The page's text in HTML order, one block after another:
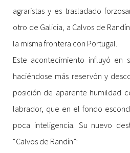
agraristas y es trasladado
otro de Galicia, a Calvos de
la misma frontera con Portugal.
Este acontecimiento influyó en
haciéndose más reservón y
posición de aparente humildad
labrador, que en el fondo
poca inteligencia. Su nuevo
“Calvos de Randín”: